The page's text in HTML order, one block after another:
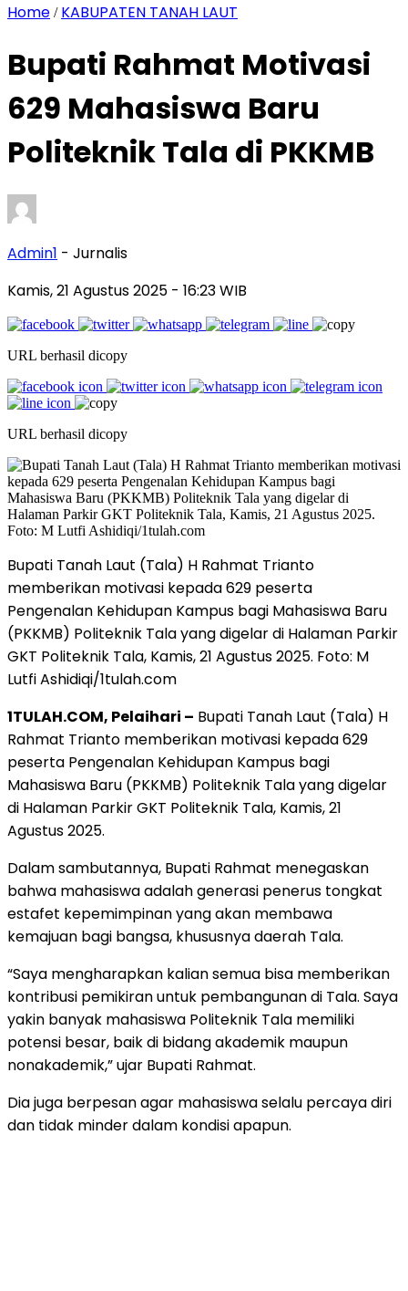
Home / KABUPATEN TANAH LAUT
Bupati Rahmat Motivasi
629 Mahasiswa Baru
Politeknik Tala di PKKMB
Admin1 - Jurnalis
Kamis, 21 Agustus 2025 - 16:23 WIB
URL berhasil dicopy
URL berhasil dicopy
Bupati Tanah Laut (Tala) H Rahmat Trianto
memberikan motivasi kepada 629 peserta
Pengenalan Kehidupan Kampus bagi Mahasiswa Baru
(PKKMB) Politeknik Tala yang digelar di Halaman Parkir
GKT Politeknik Tala, Kamis, 21 Agustus 2025. Foto: M
Lutfi Ashidiqi/1tulah.com
1TULAH.COM, Pelaihari – Bupati Tanah Laut (Tala) H
Rahmat Trianto memberikan motivasi kepada 629
peserta Pengenalan Kehidupan Kampus bagi
Mahasiswa Baru (PKKMB) Politeknik Tala yang digelar
di Halaman Parkir GKT Politeknik Tala, Kamis, 21
Agustus 2025.
Dalam sambutannya, Bupati Rahmat menegaskan
bahwa mahasiswa adalah generasi penerus tongkat
estafet kepemimpinan yang akan membawa
kemajuan bagi bangsa, khususnya daerah Tala.
“Saya mengharapkan kalian semua bisa memberikan
kontribusi pemikiran untuk pembangunan di Tala. Saya
yakin banyak mahasiswa Politeknik Tala memiliki
potensi besar, baik di bidang akademik maupun
nonakademik,” ujar Bupati Rahmat.
Dia juga berpesan agar mahasiswa selalu percaya diri
dan tidak minder dalam kondisi apapun.